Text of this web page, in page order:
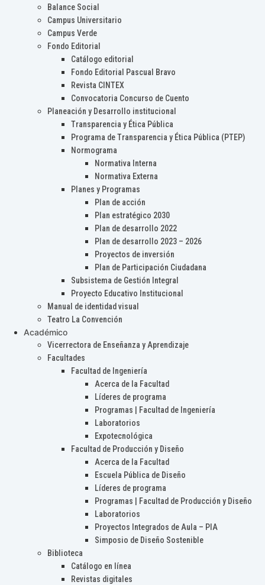
Balance Social
Campus Universitario
Campus Verde
Fondo Editorial
Catálogo editorial
Fondo Editorial Pascual Bravo
Revista CINTEX
Convocatoria Concurso de Cuento
Planeación y Desarrollo institucional
Transparencia y Ética Pública
Programa de Transparencia y Ética Pública (PTEP)
Normograma
Normativa Interna
Normativa Externa
Planes y Programas
Plan de acción
Plan estratégico 2030
Plan de desarrollo 2022
Plan de desarrollo 2023 – 2026
Proyectos de inversión
Plan de Participación Ciudadana
Subsistema de Gestión Integral
Proyecto Educativo Institucional
Manual de identidad visual
Teatro La Convención
Académico
Vicerrectora de Enseñanza y Aprendizaje
Facultades
Facultad de Ingeniería
Acerca de la Facultad
Líderes de programa
Programas | Facultad de Ingeniería
Laboratorios
Expotecnológica
Facultad de Producción y Diseño
Acerca de la Facultad
Escuela Pública de Diseño
Líderes de programa
Programas | Facultad de Producción y Diseño
Laboratorios
Proyectos Integrados de Aula – PIA
Simposio de Diseño Sostenible
Biblioteca
Catálogo en línea
Revistas digitales